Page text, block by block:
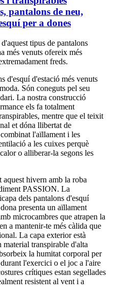
pantalons de neu,
per a dones
tipus de pantalons
més venuts ofereix més
freds.
d'esquí d'estació més venuts
Són coneguts pel seu
La nostra construcció
els fa totalment
mentre que el teixit
et dóna llibertat de
l'aïllament i les
a les cuixes perquè
o alliberar-la segons les
hivern amb la roba
PASSION. La
dels pantalons d'esquí
presenta un aïllament
microcambres que atrapen la
a mantenir-te més càlida que
La capa exterior està
material transpirable d'alta
la humitat corporal per
l'exercici o el joc a l'aire
crítiques estan segellades
resistent al vent i a